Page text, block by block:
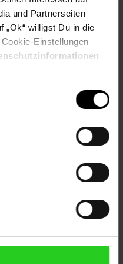
und Partnerseiten
„Ok“ willigst Du in die
Einstellungen
Weinwelt